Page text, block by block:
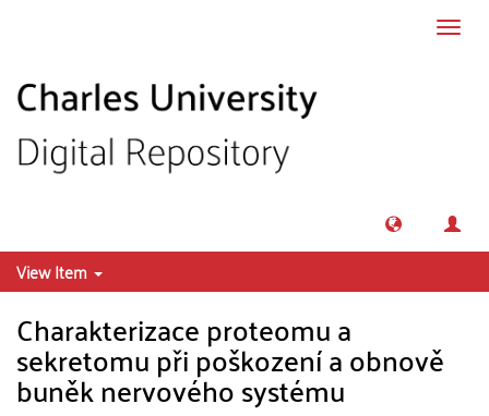
View Item
Charakterizace proteomu a
sekretomu při poškození a obnově
buněk nervového systému